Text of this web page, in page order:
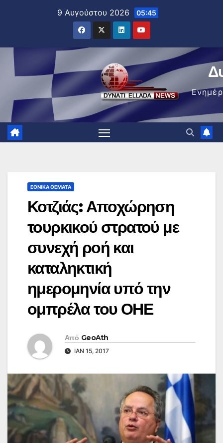
9 Αυγούστου 2026 05:45
ΕΘΝΙΚΆ ΘΈΜΑΤΑ
Κοτζιάς: Αποχώρηση
τουρκικού στρατού με
συνεχή ροή και
καταληκτική
ημερομηνία υπό την
ομπρέλα του ΟΗΕ
Από GeoAth
ΙΑΝ 15, 2017